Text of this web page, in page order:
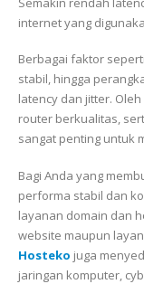
internet yang
Berbagai faktor
stabil, hingga
latency dan jitter.
router berkualitas,
sangat penting untuk
Bagi Anda yang
performa stabil dan
layanan domain dan
website maupun
Hosteko juga
jaringan komputer,